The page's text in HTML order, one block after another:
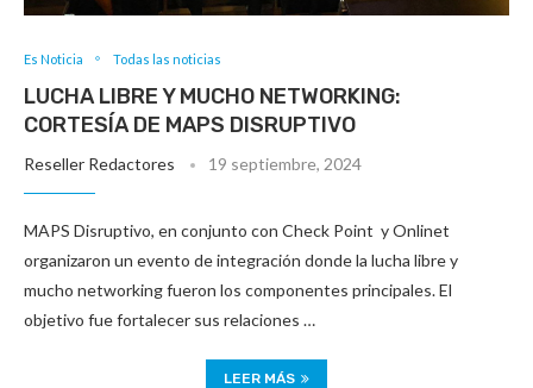
Es Noticia Todas las noticias
LUCHA LIBRE Y MUCHO NETWORKING:
CORTESÍA DE MAPS DISRUPTIVO
Reseller Redactores 19 septiembre, 2024
MAPS Disruptivo, en conjunto con Check Point y Onlinet
organizaron un evento de integración donde la lucha libre y
mucho networking fueron los componentes principales. El
objetivo fue fortalecer sus relaciones …
LEER MÁS